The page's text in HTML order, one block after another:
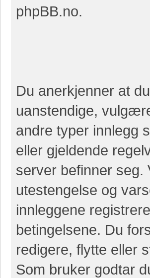
phpBB.no.
Du anerkjenner at
uanstendige,
andre typer innlegg
eller gjeldende
server befinner seg.
utestengelse og
innleggene
betingelsene. Du
redigere, flytte eller
Som bruker godtar